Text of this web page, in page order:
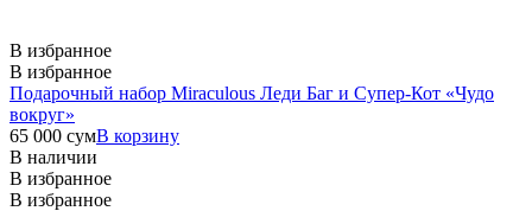
В избранное
В избранное
Подарочный набор Miraculous Леди Баг и Супер-Кот «Чудо
вокруг»
65 000 сумВ корзину
В наличии
В избранное
В избранное